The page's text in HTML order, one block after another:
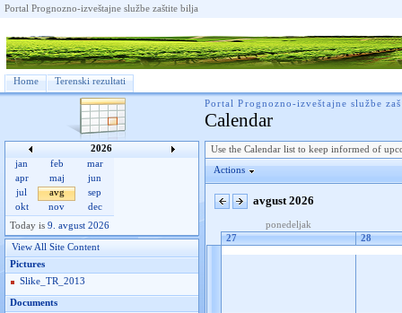
Portal Prognozno-izveštajne službe zaštite bilja
Home Terenski rezultati
Portal Prognozno-izveštajne službe
Calendar
2026
jan
feb
mar
apr
maj
jun
jul
avg
sep
okt
nov
dec
Today is 9. avgust 2026
View All Site Content
Pictures
Slike_TR_2013
Documents
Use the Calendar list to keep informed of
Actions
avgust 2026
ponedeljak
27
28